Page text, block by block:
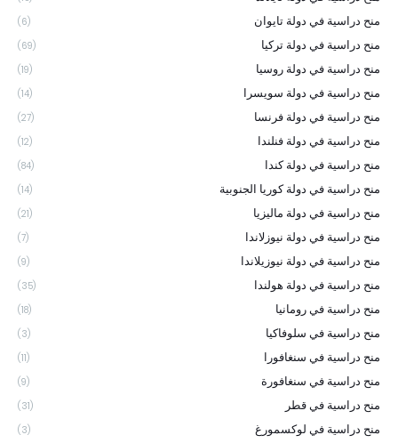
منح دراسية في دولة تايوان (6)
منح دراسية في دولة تركيا (69)
منح دراسية في دولة روسيا (19)
منح دراسية في دولة سويسرا (14)
منح دراسية في دولة فرنسا (27)
منح دراسية في دولة فنلندا (12)
منح دراسية في دولة كندا (84)
منح دراسية في دولة كوريا الجنوبية (14)
منح دراسية في دولة ماليزيا (21)
منح دراسية في دولة نيوزلاندا (7)
منح دراسية في دولة نيوزيلاندا (9)
منح دراسية في دولة هولندا (35)
منح دراسية في رومانيا (18)
منح دراسية في سلوفاكيا (3)
منح دراسية في سنغافورا (11)
منح دراسية في سنغافورة (9)
منح دراسية في قطر (31)
منح دراسية في لوكسمورغ (3)